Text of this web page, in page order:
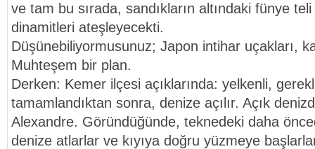
ve tam bu sırada, sandıkların altındaki fünye
dinamitleri ateşleyecekti.
Düşünebiliyormusunuz; Japon intihar uçakları,
Muhteşem bir plan.
Derken: Kemer ilçesi açıklarında: yelkenli,
tamamlandıktan sonra, denize açılır. Açık
Alexandre. Göründüğünde, teknedeki daha
denize atlarlar ve kıyıya doğru yüzmeye